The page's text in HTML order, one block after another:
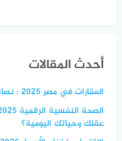
أحدث المقالات
العقارات في مصر 2025 : نصائح للشراء والاستثمار الذكي
عقلك وحياتك اليومية؟